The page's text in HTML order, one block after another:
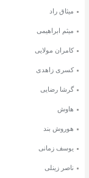
میثاق راد
میثم ابراهیمی
کامران مولایی
کسری زاهدی
گرشا رضایی
هاوش
هوروش بند
یوسف زمانی
ناصر زینلی